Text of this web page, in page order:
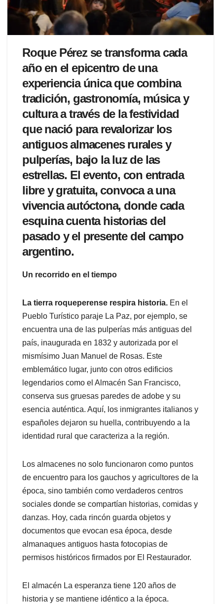
Roque Pérez se transforma cada
año en el epicentro de una
experiencia única que combina
tradición, gastronomía, música y
cultura a través de la festividad
que nació para revalorizar los
antiguos almacenes rurales y
pulperías, bajo la luz de las
estrellas. El evento, con entrada
libre y gratuita, convoca a una
vivencia autóctona, donde cada
esquina cuenta historias del
pasado y el presente del campo
argentino.
Un recorrido en el tiempo
La tierra roqueperense respira historia. En el
Pueblo Turístico paraje La Paz, por ejemplo, se
encuentra una de las pulperías más antiguas del
país, inaugurada en 1832 y autorizada por el
mismísimo Juan Manuel de Rosas. Este
emblemático lugar, junto con otros edificios
legendarios como el Almacén San Francisco,
conserva sus gruesas paredes de adobe y su
esencia auténtica. Aquí, los inmigrantes italianos y
españoles dejaron su huella, contribuyendo a la
identidad rural que caracteriza a la región.
Los almacenes no solo funcionaron como puntos
de encuentro para los gauchos y agricultores de la
época, sino también como verdaderos centros
sociales donde se compartían historias, comidas y
danzas. Hoy, cada rincón guarda objetos y
documentos que evocan esa época, desde
almanaques antiguos hasta fotocopias de
permisos históricos firmados por El Restaurador.
El almacén La esperanza tiene 120 años de
historia y se mantiene idéntico a la época.